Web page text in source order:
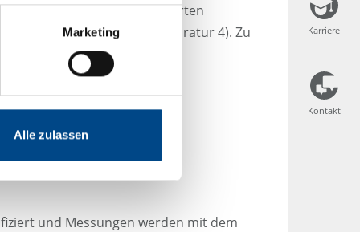
Marketing
Alle zulassen
Karriere
Kontakt
Arzneimittel unter kontrollierten
die Durchflusszelle (Apparatur 4). Zu
und Messungen werden mit dem
Karriere
Kontakt